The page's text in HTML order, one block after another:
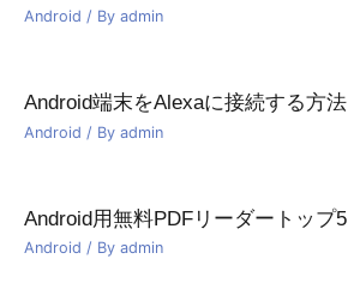
Android / By admin
Android端末をAlexaに接続する方法
Android / By admin
Android用無料PDFリーダートップ5
Android / By admin